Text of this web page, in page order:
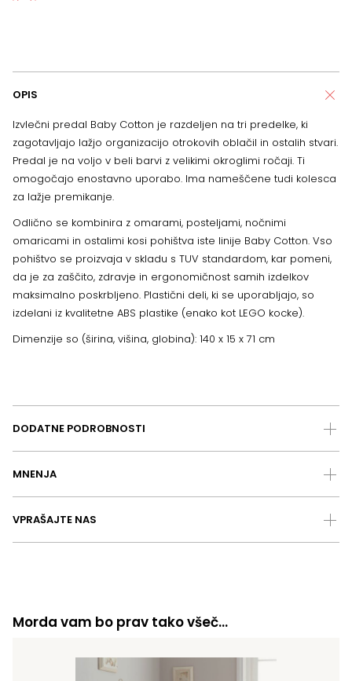
OPIS
Izvlečni predal Baby Cotton je razdeljen na tri predelke, ki
zagotavljajo lažjo organizacijo otrokovih oblačil in ostalih stvari.
Predal je na voljo v beli barvi z velikimi okroglimi ročaji. Ti
omogočajo enostavno uporabo. Ima nameščene tudi kolesca
za lažje premikanje.
Odlično se kombinira z omarami, posteljami, nočnimi
omaricami in ostalimi kosi pohištva iste linije Baby Cotton. Vso
pohištvo se proizvaja v skladu s TUV standardom, kar pomeni,
da je za zaščito, zdravje in ergonomičnost samih izdelkov
maksimalno poskrbljeno. Plastični deli, ki se uporabljajo, so
izdelani iz kvalitetne ABS plastike (enako kot LEGO kocke).
Dimenzije so (širina, višina, globina): 140 x 15 x 71 cm
DODATNE PODROBNOSTI
MNENJA
VPRAŠAJTE NAS
Morda vam bo prav tako všeč…